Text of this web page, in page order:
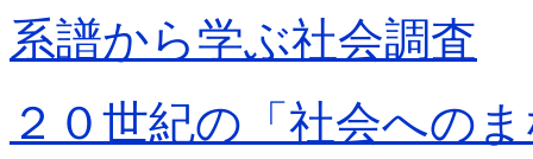
系譜から学ぶ社会調査
２０世紀の「社会への